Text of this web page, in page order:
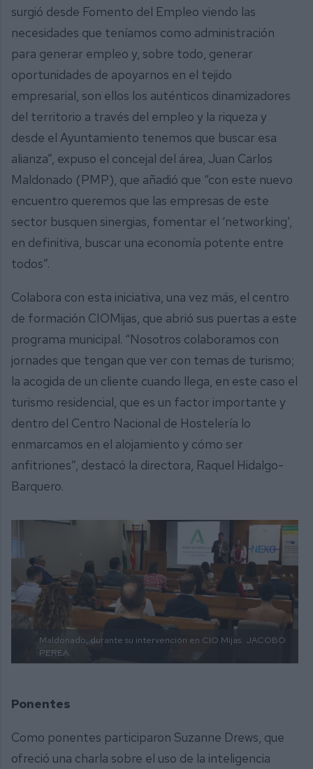
surgió desde Fomento del Empleo viendo las
necesidades que teníamos como administración
para generar empleo y, sobre todo, generar
oportunidades de apoyarnos en el tejido
empresarial, son ellos los auténticos dinamizadores
del territorio a través del empleo y la riqueza y
desde el Ayuntamiento tenemos que buscar esa
alianza”, expuso el concejal del área, Juan Carlos
Maldonado (PMP), que añadió que “con este nuevo
encuentro queremos que las empresas de este
sector busquen sinergias, fomentar el ‘networking’,
en definitiva, buscar una economía potente entre
todos”.
Colabora con esta iniciativa, una vez más, el centro
de formación CIOMijas, que abrió sus puertas a este
programa municipal. “Nosotros colaboramos con
jornades que tengan que ver con temas de turismo;
la acogida de un cliente cuando llega, en este caso el
turismo residencial, que es un factor importante y
dentro del Centro Nacional de Hostelería lo
enmarcamos en el alojamiento y cómo ser
anfitriones”, destacó la directora, Raquel Hidalgo-
Barquero.
Maldonado, durante su intervención en CIO Mijas. JACOBO
PEREA.
Ponentes
Como ponentes participaron Suzanne Drews, que
ofreció una charla sobre el uso de la inteligencia